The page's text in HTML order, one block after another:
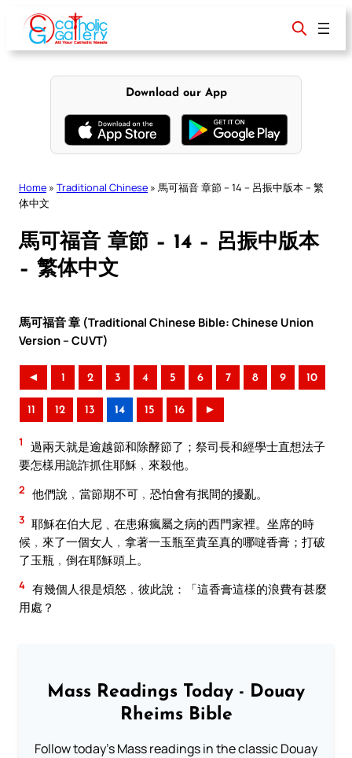
content
Download our App
Home » Traditional Chinese » 馬可福音 章節 – 14 – 呂振中版本 – 繁
体中文
馬可福音 章節 – 14 – 呂振中版本
– 繁体中文
馬可福音 章 (Traditional Chinese Bible: Chinese Union
Version – CUVT)
◄ 1 2 3 4 5 6 7 8 9 10
11 12 13 14 15 16 ►
1
過兩天就是逾越節和除酵節了；祭司長和經學士直想法子
要怎樣用詭詐抓住耶穌﹐來殺他。
2 他們說﹐當節期不可﹐恐怕會有抿間的擾亂。
3 耶穌在伯大尼﹑在患痳瘋屬之病的西門家裡。坐席的時
候﹐來了一個女人﹐拿著一玉瓶至貴至真的哪噠香膏；打破
了玉瓶﹐倒在耶穌頭上。
4 有幾個人很是煩怒﹐彼此說：「這香膏這樣的浪費有甚麼
用處？
Mass Readings Today - Douay
Rheims Bible
Follow today's Mass readings in the classic Douay